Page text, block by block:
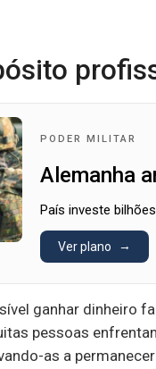
PODER MILITAR
Alemanha
País investe
Ver plano
ganhar dinheiro
pessoas
as a